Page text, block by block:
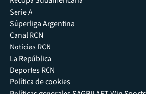
Serie A
Súperliga Argentina
Canal RCN
Noticias RCN
La República
Deportes RCN
Política de cookies